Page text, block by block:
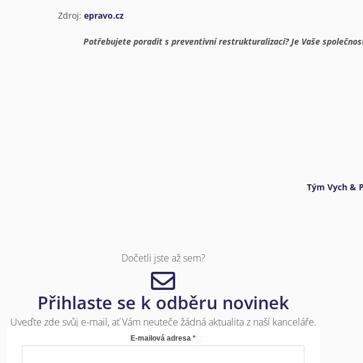
Zdroj: epravo.cz
Potřebujete poradit s preventivní restrukturalizací? Je Vaše
Tým Vych &
Dočetli jste až sem?
Přihlaste se k odběru novinek
Uveďte zde svůj e-mail, ať Vám neuteče žádná aktualita z naší kanceláře.
E-mailová adresa